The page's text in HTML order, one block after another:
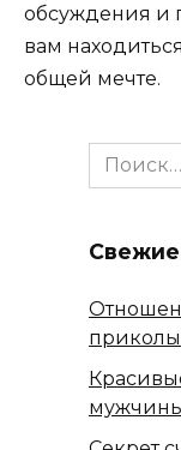
обсуждения и
вам
общей мечте.
Search
for:
Свежие
приколы